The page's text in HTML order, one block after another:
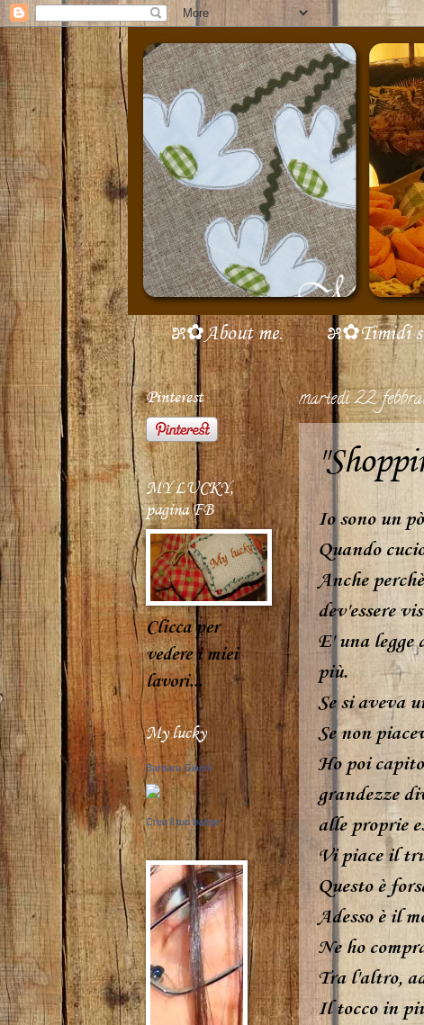
೫✿About me. ೫✿Timidi
martedì 22
Io sono un
Quando
Anche
dev'essere
E' una
più.
Se si aveva
Se non
Ho poi
grandezze
alle proprie
Vi piace il
Questo è
Adesso è il
Ne ho
Tra l'altro,
Il tocco in
Pinterest
MY LUCKY,
pagina FB
Clicca per
vedere i miei
lavori...
My lucky
Barbara Giannì
Crea il tuo badge